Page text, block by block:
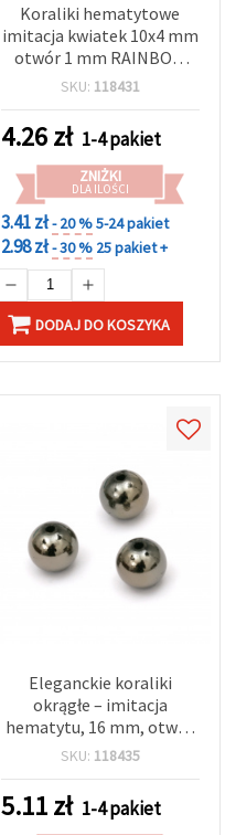
Koraliki hematytowe
imitacja kwiatek 10x4 mm
otwór 1 mm RAINBOW
mix - 20 g ok. 85 szt.
SKU: 118431
4.26zł 1-4 pakiet
ZNIŻKI
DLA ILOŚCI
3.41 zł- 20 %5-24 pakiet
2.98 zł- 30 % 25 pakiet +
DODAJ DO KOSZYKA
Eleganckie koraliki
okrągłe – imitacja
hematytu, 16 mm, otwór
2 mm, 20 g (~10 szt.) –
ozdobne do wyrobu
biżuterii i projektów DIY
SKU: 118435
5.11zł 1-4 pakiet